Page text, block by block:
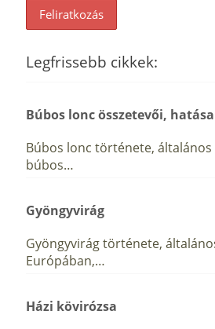
Legfrissebb cikkek:
Búbos lonc összetevői,
Búbos lonc története,
búbos…
Gyöngyvirág
Gyöngyvirág története,
Európában,…
Házi kövirózsa